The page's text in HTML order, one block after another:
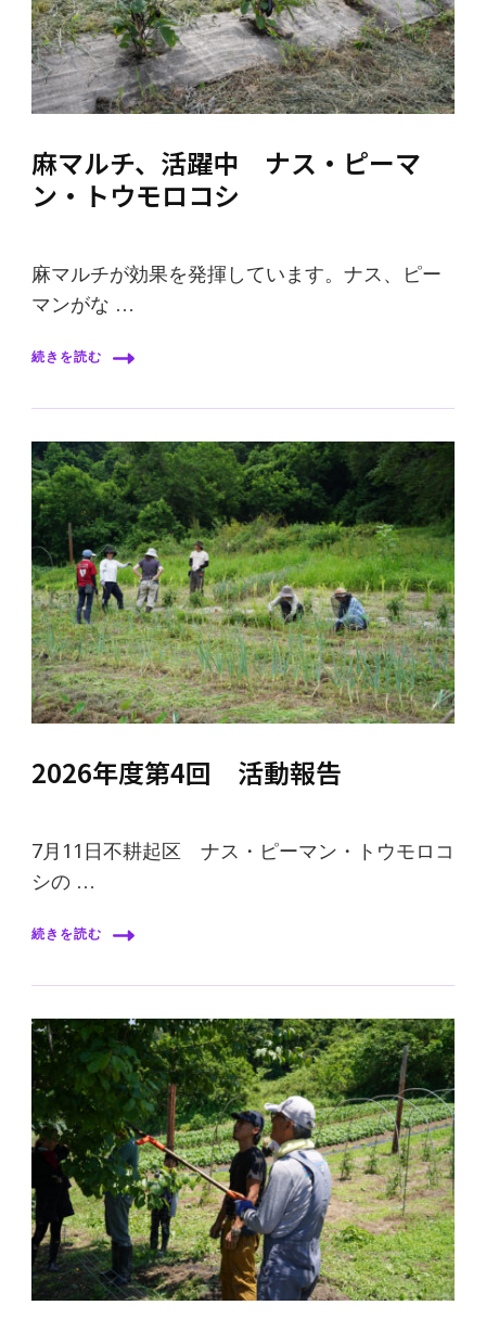
麻マルチ、活躍中 ナス・ピーマ
ン・トウモロコシ
麻マルチが効果を発揮しています。ナス、ピー
マンがな …
続きを読む
2026年度第4回 活動報告
7月11日不耕起区 ナス・ピーマン・トウモロコ
シの …
続きを読む